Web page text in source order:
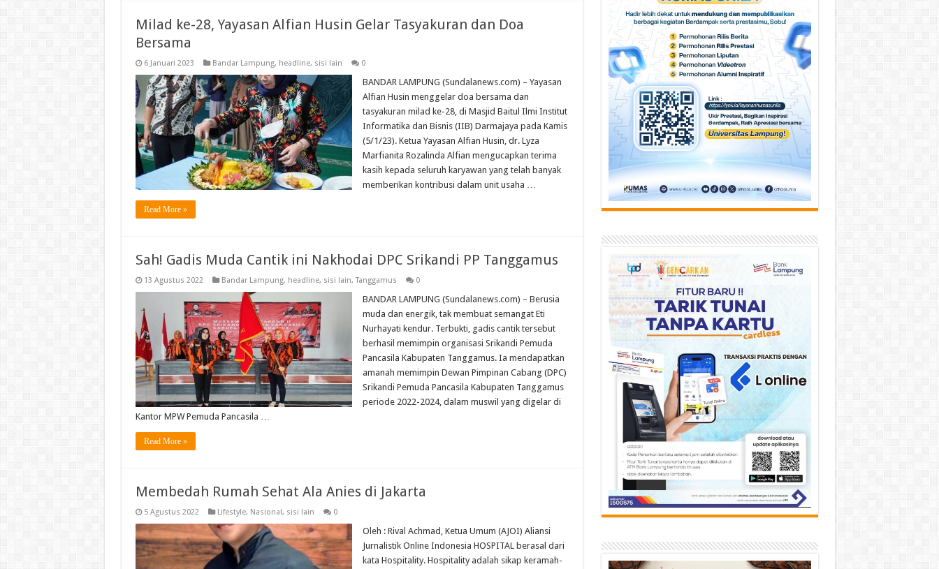
Milad ke-28, Yayasan Alfian Husin Gelar Tasyakuran dan Doa
Bersama
6 Januari 2023 Bandar Lampung, headline, sisi lain 0
BANDAR LAMPUNG (Sundalanews.com) – Yayasan
Alfian Husin menggelar doa bersama dan
tasyakuran milad ke-28, di Masjid Baitul Ilmi Institut
Informatika dan Bisnis (IIB) Darmajaya pada Kamis
(5/1/23). Ketua Yayasan Alfian Husin, dr. Lyza
Marfianita Rozalinda Alfian mengucapkan terima
kasih kepada seluruh karyawan yang telah banyak
memberikan kontribusi dalam unit usaha …
Read More »
Sah! Gadis Muda Cantik ini Nakhodai DPC Srikandi PP Tanggamus
13 Agustus 2022 Bandar Lampung, headline, sisi lain,Tanggamus 0
BANDAR LAMPUNG (Sundalanews.com) – Berusia
muda dan energik, tak membuat semangat Eti
Nurhayati kendur. Terbukti, gadis cantik tersebut
berhasil memimpin organisasi Srikandi Pemuda
Pancasila Kabupaten Tanggamus. Ia mendapatkan
amanah memimpin Dewan Pimpinan Cabang (DPC)
Srikandi Pemuda Pancasila Kabupaten Tanggamus
periode 2022-2024, dalam muswil yang digelar di
Kantor MPW Pemuda Pancasila …
Read More »
Membedah Rumah Sehat Ala Anies di Jakarta
5 Agustus 2022 Lifestyle, Nasional, sisi lain 0
Oleh : Rival Achmad, Ketua Umum (AJOI) Aliansi
Jurnalistik Online Indonesia HOSPITAL berasal dari
kata Hospitality. Hospitality adalah sikap keramah-